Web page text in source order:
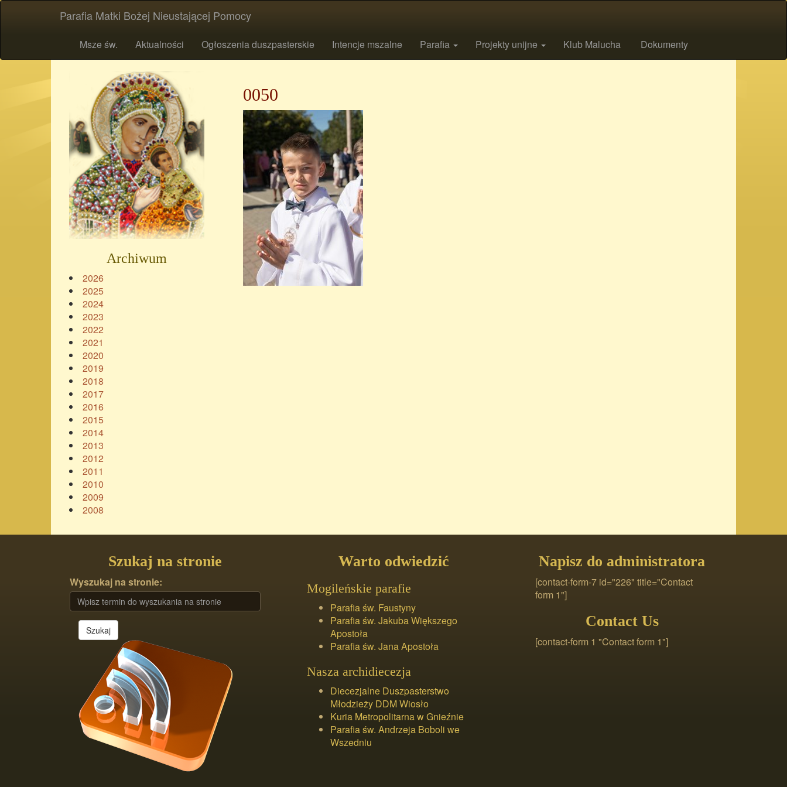
Parafia Matki Bożej Nieustającej Pomocy
Msze św. Aktualności Ogłoszenia duszpasterskie Intencje mszalne Parafia Projekty unijne Klub Malucha Dokumenty
0050
Archiwum
2026
2025
2024
2023
2022
2021
2020
2019
2018
2017
2016
2015
2014
2013
2012
2011
2010
2009
2008
Szukaj na stronie
Wyszukaj na stronie:
Szukaj
Warto odwiedzić
Mogileńskie parafie
Parafia św. Faustyny
Parafia św. Jakuba Większego
Apostoła
Parafia św. Jana Apostoła
Nasza archidiecezja
Diecezjalne Duszpasterstwo
Młodzieży DDM Wiosło
Kuria Metropolitarna w Gnieźnie
Parafia św. Andrzeja Boboli we
Wszedniu
Napisz do administratora
[contact-form-7 id="226" title="Contact
form 1"]
Contact Us
[contact-form 1 "Contact form 1"]